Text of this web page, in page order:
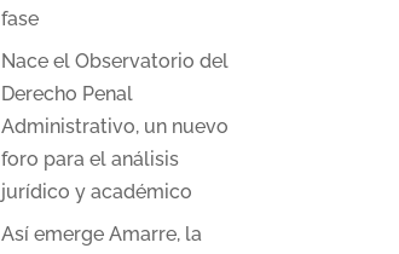
fase
Nace el Observatorio del
Derecho Penal
Administrativo, un nuevo
foro para el análisis
jurídico y académico
Así emerge Amarre, la